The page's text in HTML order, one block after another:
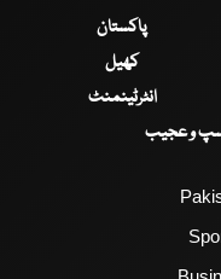
پاکستان
کھیل
انٹرٹینمنٹ
و عجیب